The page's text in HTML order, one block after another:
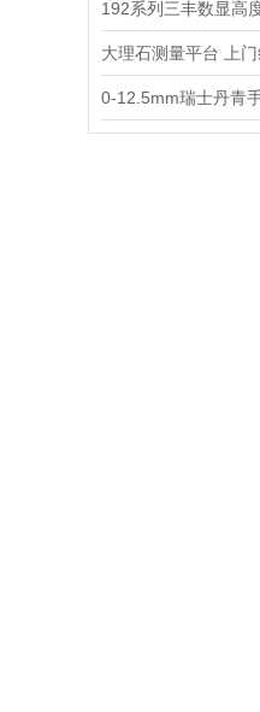
大理石测量平台 上
0-12.5mm瑞士丹青